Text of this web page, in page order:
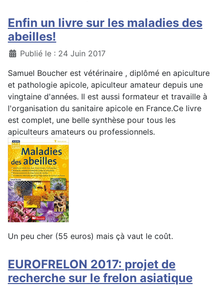
Enfin un livre sur les maladies des
abeilles!
DétailsPublié le : 24 Juin 2017
Samuel Boucher est vétérinaire , diplômé en apiculture
et pathologie apicole, apiculteur amateur depuis une
vingtaine d'années. Il est aussi formateur et travaille à
l'organisation du sanitaire apicole en France.Ce livre
est complet, une belle synthèse pour tous les
apiculteurs amateurs ou professionnels.
Un peu cher (55 euros) mais çà vaut le coût.
EUROFRELON 2017: projet de
recherche sur le frelon asiatique